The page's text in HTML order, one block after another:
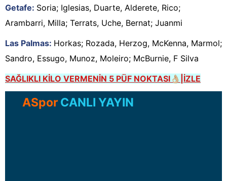
Getafe: Soria; Iglesias, Duarte, Alderete, Rico;
Arambarri, Milla; Terrats, Uche, Bernat; Juanmi
Las Palmas: Horkas; Rozada, Herzog, McKenna, Marmol;
Sandro, Essugo, Munoz, Moleiro; McBurnie, F Silva
SAĞLIKLI KİLO VERMENİN 5 PÜF NOKTASI👌🏼|İZLE
ASpor CANLI YAYIN